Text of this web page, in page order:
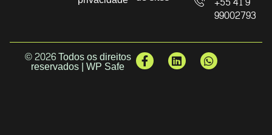
99002793
© 2026 Todos os direitos
reservados | WP Safe